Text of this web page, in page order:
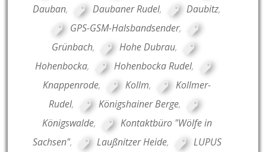
Dauban, Daubaner Rudel, Daubitz,
GPS-GSM-Halsbandsender,
Grünbach, Hohe Dubrau,
Hohenbocka, Hohenbocka Rudel,
Knappenrode, Kollm,
Kollmer-
Rudel, Königshainer Berge,
Königswalde,
Kontaktbüro "Wölfe in
Sachsen", Laußnitzer Heide,
LUPUS